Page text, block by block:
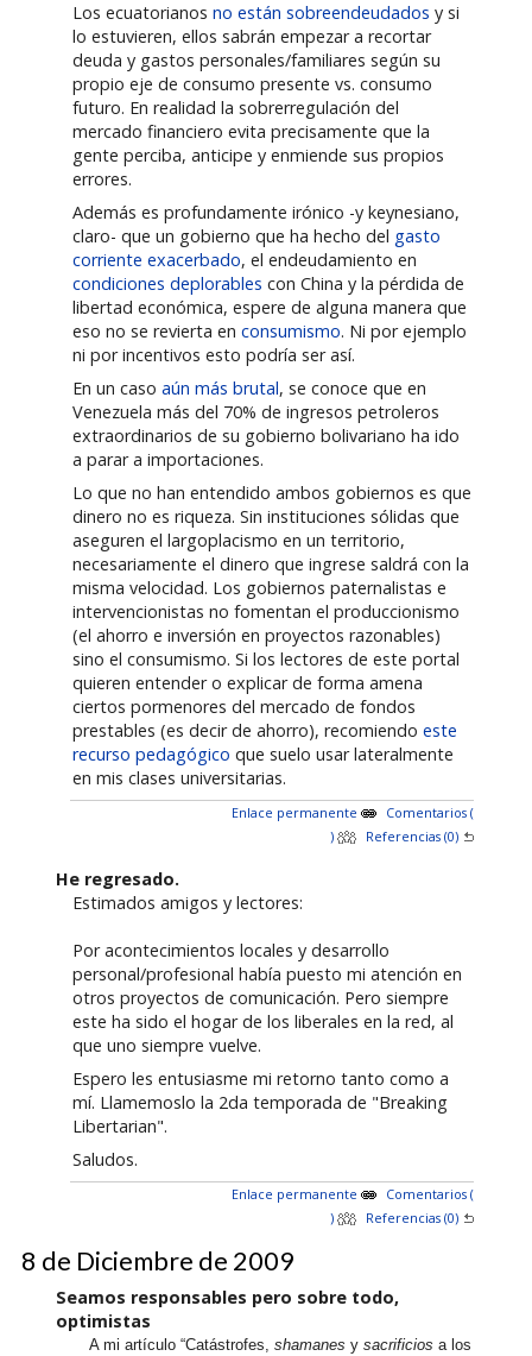
Los ecuatorianosno están sobreendeudados y si
lo estuvieren, ellos sabrán empezar a recortar
deuda y gastos personales/familiares según su
propio eje de consumo presente vs. consumo
futuro. En realidad la sobrerregulación del
mercado financiero evita precisamente que la
gente perciba, anticipe y enmiende sus propios
errores.
Además es profundamente irónico -y keynesiano,
claro- que un gobierno que ha hecho del gasto
corriente exacerbado, el endeudamiento en
condiciones deplorables con China y la pérdida de
libertad económica, espere de alguna manera que
eso no se revierta enconsumismo. Ni por ejemplo
ni por incentivos esto podría ser así.
En un casoaún más brutal, se conoce que en
Venezuela más del 70% de ingresos petroleros
extraordinarios de su gobierno bolivariano ha ido
a parar a importaciones.
Lo que no han entendido ambos gobiernos es que
dinero no es riqueza. Sin instituciones sólidas que
aseguren el largoplacismo en un territorio,
necesariamente el dinero que ingrese saldrá con la
misma velocidad. Los gobiernos paternalistas e
intervencionistas no fomentan el produccionismo
(el ahorro e inversión en proyectos razonables)
sino el consumismo. Si los lectores de este portal
quieren entender o explicar de forma amena
ciertos pormenores del mercado de fondos
prestables (es decir de ahorro), recomiendoeste
recurso pedagógico que suelo usar lateralmente
en mis clases universitarias.
Enlace permanente
Comentarios (
)
Referencias (0)
He regresado.
Estimados amigos y lectores:
Por acontecimientos locales y desarrollo
personal/profesional había puesto mi atención en
otros proyectos de comunicación. Pero siempre
este ha sido el hogar de los liberales en la red, al
que uno siempre vuelve.
Espero les entusiasme mi retorno tanto como a
mí. Llamemoslo la 2da temporada de "Breaking
Libertarian".
Saludos.
Enlace permanente
Comentarios (
)
Referencias (0)
8 de Diciembre de 2009
Seamos responsables pero sobre todo,
optimistas
A mi artículo “Catástrofes,shamanes ysacrificios a los